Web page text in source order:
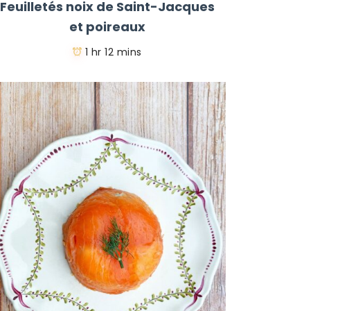
Feuilletés noix de Saint-Jacques
et poireaux
1 hr 12 mins